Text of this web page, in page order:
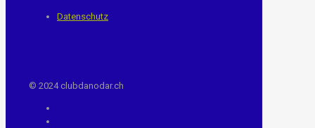
Datenschutz
© 2024 clubdanodar.ch